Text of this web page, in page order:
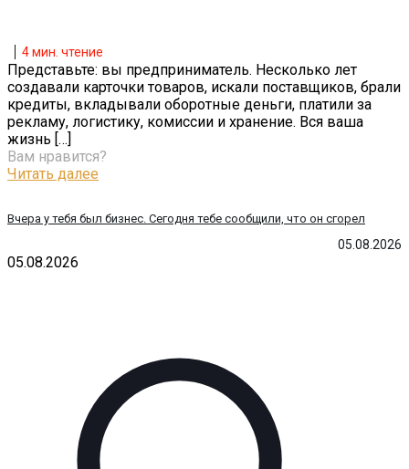
05.08.2026
Вчера у тебя был бизнес. Сегодня тебе сообщили, что он сгорел
4мин. чтение
Представьте: вы предприниматель. Несколько лет
создавали карточки товаров, искали поставщиков, брали
кредиты, вкладывали оборотные деньги, платили за
рекламу, логистику, комиссии и хранение. Вся ваша
жизнь […]
Вам нравится?
Читать далее
05.08.2026